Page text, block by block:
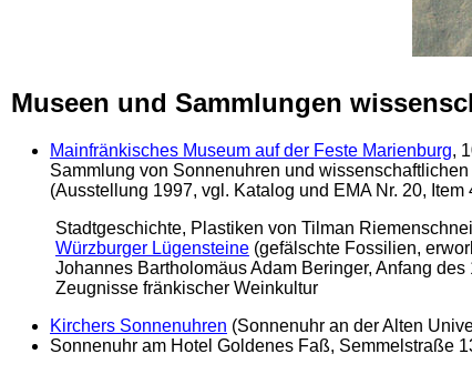
Museen und Sammlungen
Mainfränkisches Museum auf der Feste Marienburg,
Sammlung von Sonnenuhren und wissenschaftlichen
(Ausstellung 1997, vgl. Katalog und EMA Nr. 20, Item
Stadtgeschichte, Plastiken von Tilman
Würzburger Lügensteine (gefälschte Fossilien,
Johannes Bartholomäus Adam Beringer, Anfang des
Zeugnisse fränkischer Weinkultur
Kirchers Sonnenuhren (Sonnenuhr an der Alten
Sonnenuhr am Hotel Goldenes Faß, Semmelstraße